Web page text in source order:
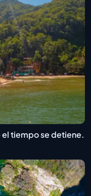
tiempo se detiene.